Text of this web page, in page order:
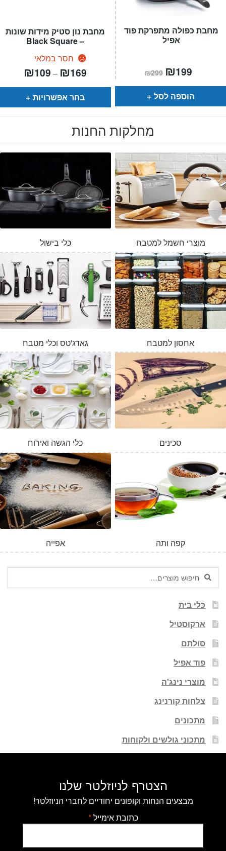
המלאי אזל
מחבת נון סטיק מידות שונות
– Black Square
חסר במלאי
₪109 – ₪169
⁦₪109⁩
בחר אפשרויות
מחבת כפולה מתפרקת פוד
אפיל
₪299 המחיר
המקורי
היה:
₪299.
₪199
הוא:
הוספה לסל
מחלקות החנות
כלי בישול מוצרי חשמל למטבח
גאדג'טס וכלי מטבח אחסון למטבח
כלי הגשה ואירוח סכינים
אפייה קפה ותה
חיפוש
עבור:
חיפוש
כלי בית
ארקוסטיל
סולתם
פוד אפיל
מוצרי נינג'ה
צלחות קורנינג
מתכונים
מתכוני גולשים ולקוחות
הצטרף לניוזלטר שלנו
מבצעים הנחות וקופונים יחודיים לחברי הניוזלטר!
כתובת אימייל*